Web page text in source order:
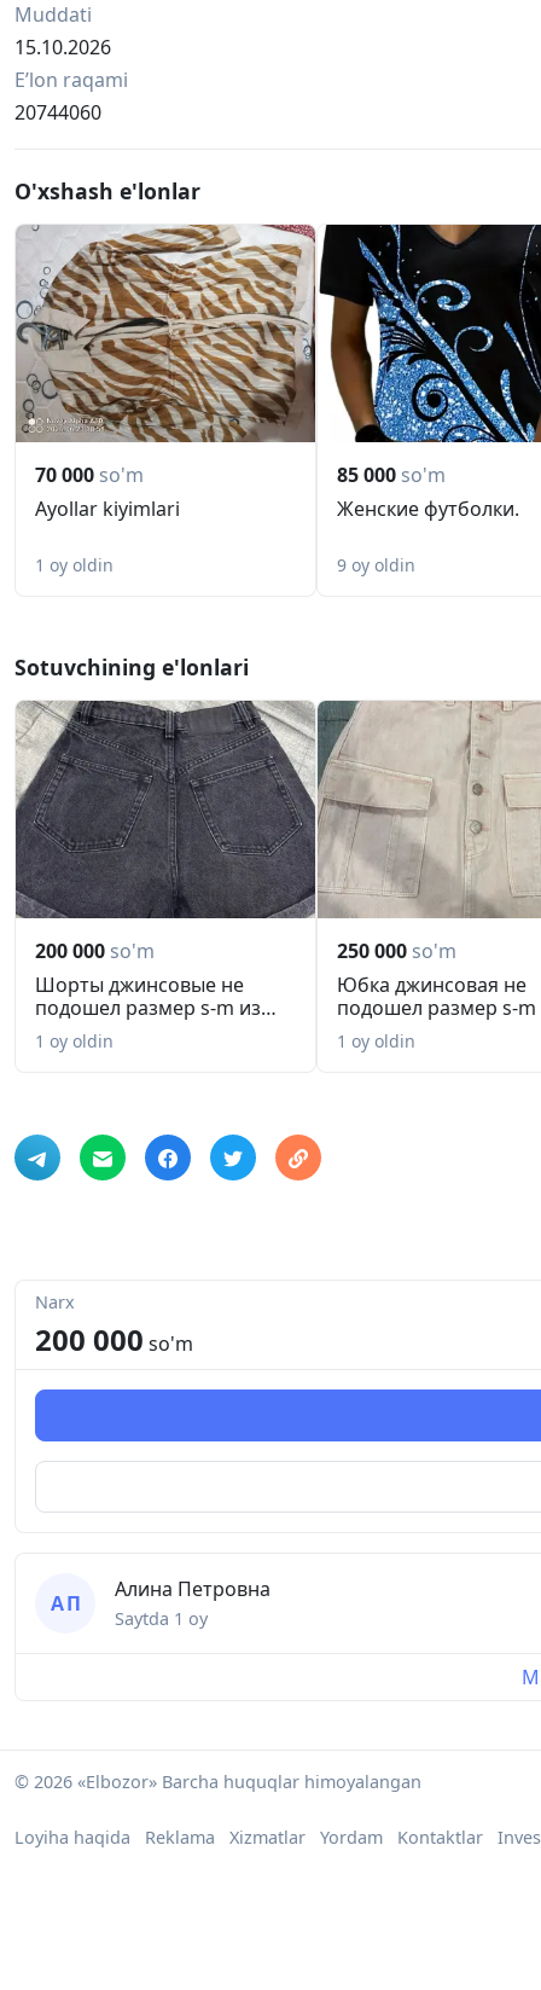
Muddati
15.10.2026
Eʼlon raqami
20744060
O'xshash e'lonlar
70 000 so'm
Ayollar kiyimlari
1 oy oldin
85 000 so'm
Женские футболки.
9 oy oldin
Sotuvchining e'lonlari
200 000 so'm
Шорты джинсовые не
подошел размер s-m из
zara
1 oy oldin
250 000 so'm
Юбка джинсовая не
подошел размер s-m
zara
1 oy oldin
Narx
200 000 so'm
А П
Алина Петровна
Saytda 1 oy
© 2026 «Elbozor» Barcha huquqlar himoyalangan
Loyiha haqida Reklama Xizmatlar Yordam Kontaktlar